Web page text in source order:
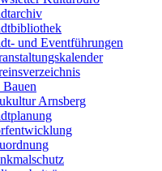
und Eventführungen
Arnsberg